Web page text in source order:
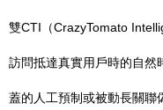
雙CTI（CrazyTomato
訪問抵達真實用戶時的自然
蓋的人工預制或被動長關聯